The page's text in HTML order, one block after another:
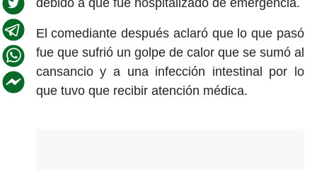
El comediante después aclaró que lo que pasó
fue que sufrió un golpe de calor que se sumó al
cansancio y a una infección intestinal por lo
que tuvo que recibir atención médica.